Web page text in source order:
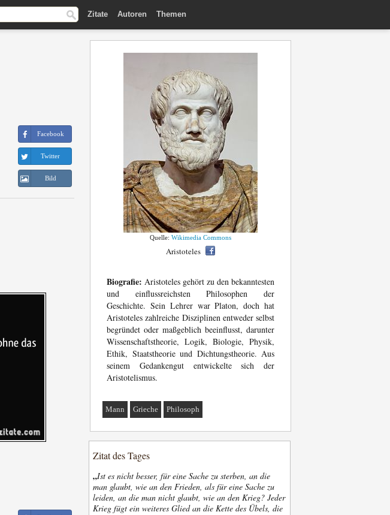
Zitate Autoren Themen
Facebook
Twitter
Bild
Quelle: Wikimedia Commons
Aristoteles
Biografie: Aristoteles gehört zu den bekanntesten
und einflussreichsten Philosophen der
Geschichte. Sein Lehrer war Platon, doch hat
Aristoteles zahlreiche Disziplinen entweder selbst
begründet oder maßgeblich beeinflusst, darunter
Wissenschaftstheorie, Logik, Biologie, Physik,
Ethik, Staatstheorie und Dichtungstheorie. Aus
seinem Gedankengut entwickelte sich der
Aristotelismus.
Mann Grieche Philosoph
Zitat des Tages
„Ist es nicht besser, für eine Sache zu sterben, an die
man glaubt, wie an den Frieden, als für eine Sache zu
leiden, an die man nicht glaubt, wie an den Krieg? Jeder
Krieg fügt ein weiteres Glied an die Kette des Übels, die